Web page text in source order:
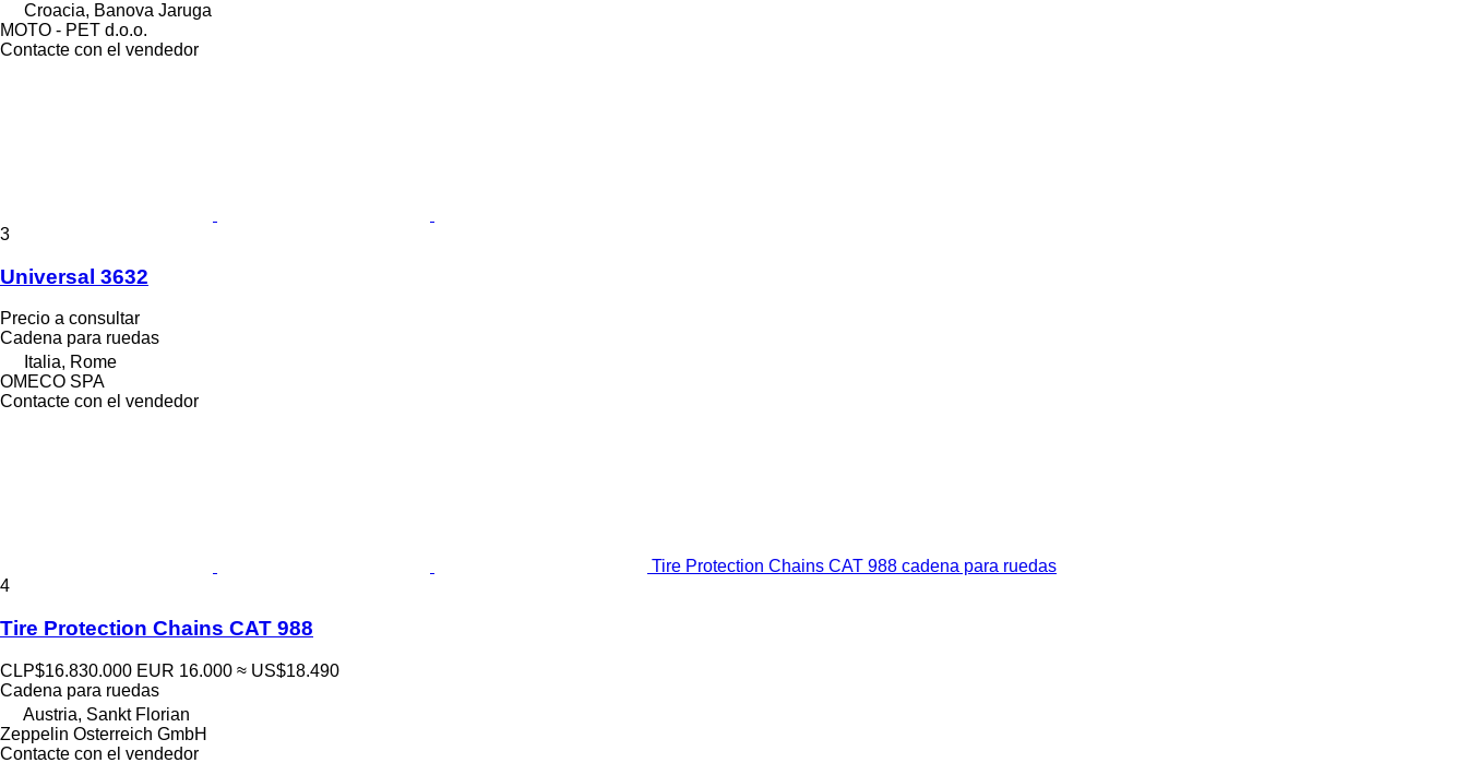
Croacia, Banova Jaruga
MOTO - PET d.o.o.
Contacte con el vendedor
3
Universal 3632
Precio a consultar
Cadena para ruedas
Italia, Rome
OMECO SPA
Contacte con el vendedor
Tire Protection Chains CAT 988 cadena para ruedas
4
Tire Protection Chains CAT 988
CLP$16.830.000 EUR 16.000 ≈ US$18.490
Cadena para ruedas
Austria, Sankt Florian
Zeppelin Osterreich GmbH
Contacte con el vendedor